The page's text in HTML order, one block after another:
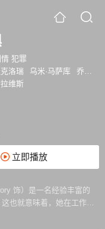
犯罪
洛瑞 乌米·马萨库
乔纳森·福布斯
维斯
立即播放
饰）是一名经验丰富的
也就意味着，她在工作中
心中充满了正义感的艾玛